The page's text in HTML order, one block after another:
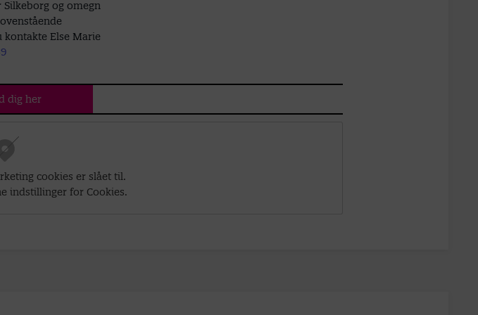
og omegn
kontakte Else Marie
dig her
cookies er slået til.
indstillinger for Cookies.